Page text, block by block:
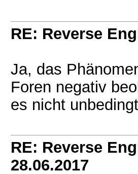
RE: Reverse
Ja, das
Foren negativ
es nicht
RE: Reverse
28.06.2017